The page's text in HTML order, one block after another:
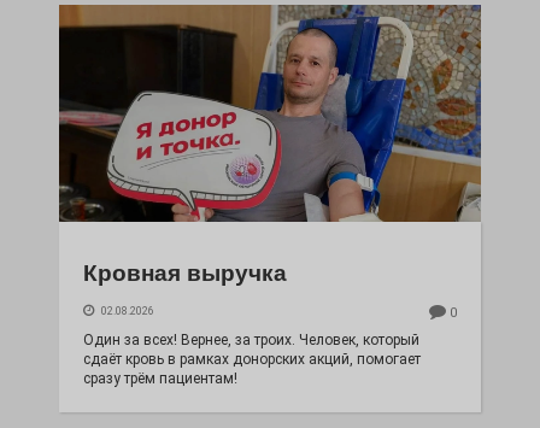
Кровная выручка
02.08.2026 0
Один за всех! Вернее, за троих. Человек, который
сдаёт кровь в рамках донорских акций, помогает
сразу трём пациентам!